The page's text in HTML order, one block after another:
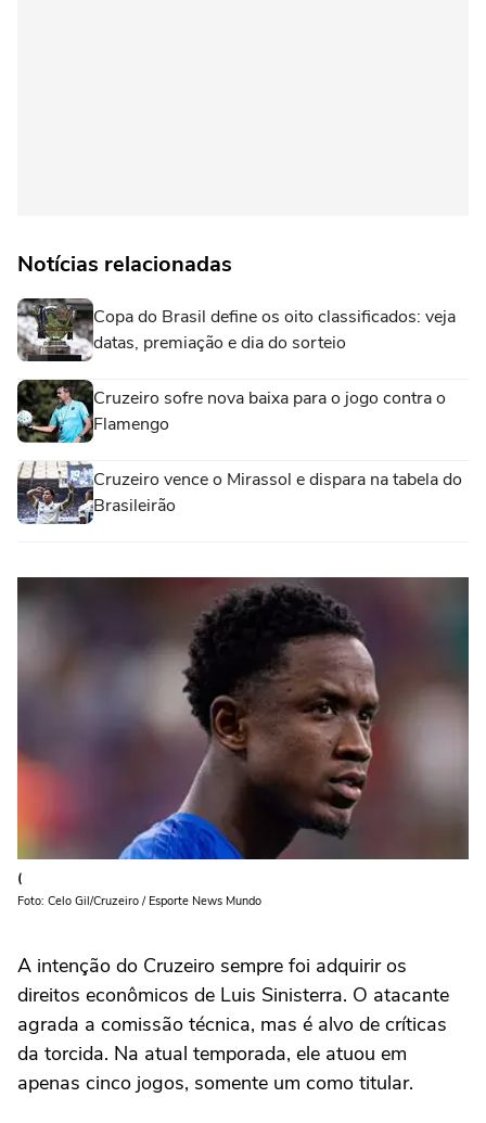
Notícias relacionadas
Copa do Brasil define os oito classificados: veja
datas, premiação e dia do sorteio
Cruzeiro sofre nova baixa para o jogo contra o
Flamengo
Cruzeiro vence o Mirassol e dispara na tabela do
Brasileirão
(
Foto: Celo Gil/Cruzeiro / Esporte News Mundo
A intenção do Cruzeiro sempre foi adquirir os
direitos econômicos de Luis Sinisterra. O atacante
agrada a comissão técnica, mas é alvo de críticas
da torcida. Na atual temporada, ele atuou em
apenas cinco jogos, somente um como titular.